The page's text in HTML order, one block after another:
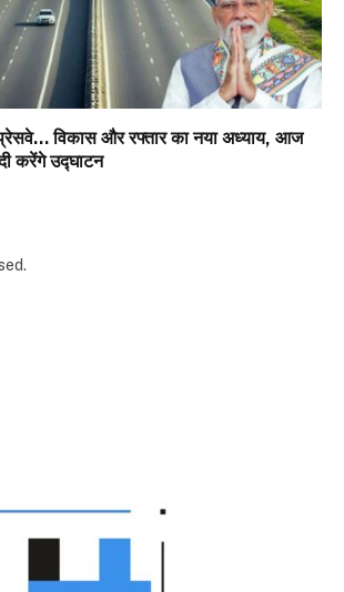
विकास और रफ्तार का नया अध्याय, आज
करेंगे उद्घाटन